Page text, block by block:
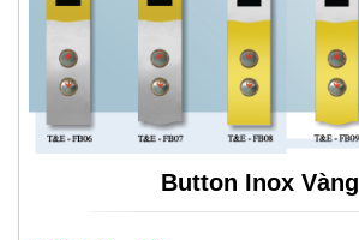
Button Inox Vàng